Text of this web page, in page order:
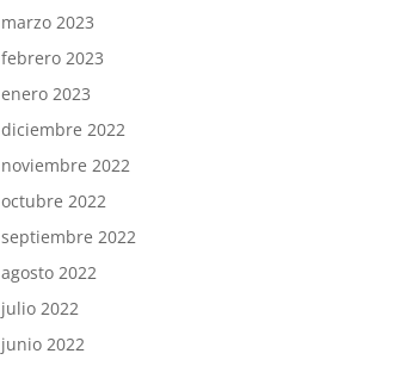
marzo 2023
febrero 2023
enero 2023
diciembre 2022
noviembre 2022
octubre 2022
septiembre 2022
agosto 2022
julio 2022
junio 2022